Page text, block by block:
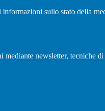
sullo stato della
newsletter, tecniche